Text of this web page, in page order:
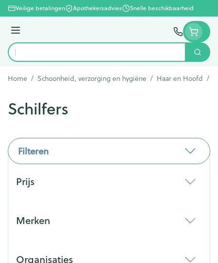
Ga naar de inhoud
Veilige betalingen Apothekersadvies Snelle beschikbaarheid
Menu
Product, merk, categorie...
Zoek
Home / Schoonheid, verzorging en hygiëne / Haar en Hoofd /
Schilfers
Filteren
Prijs
Merken
Organisaties